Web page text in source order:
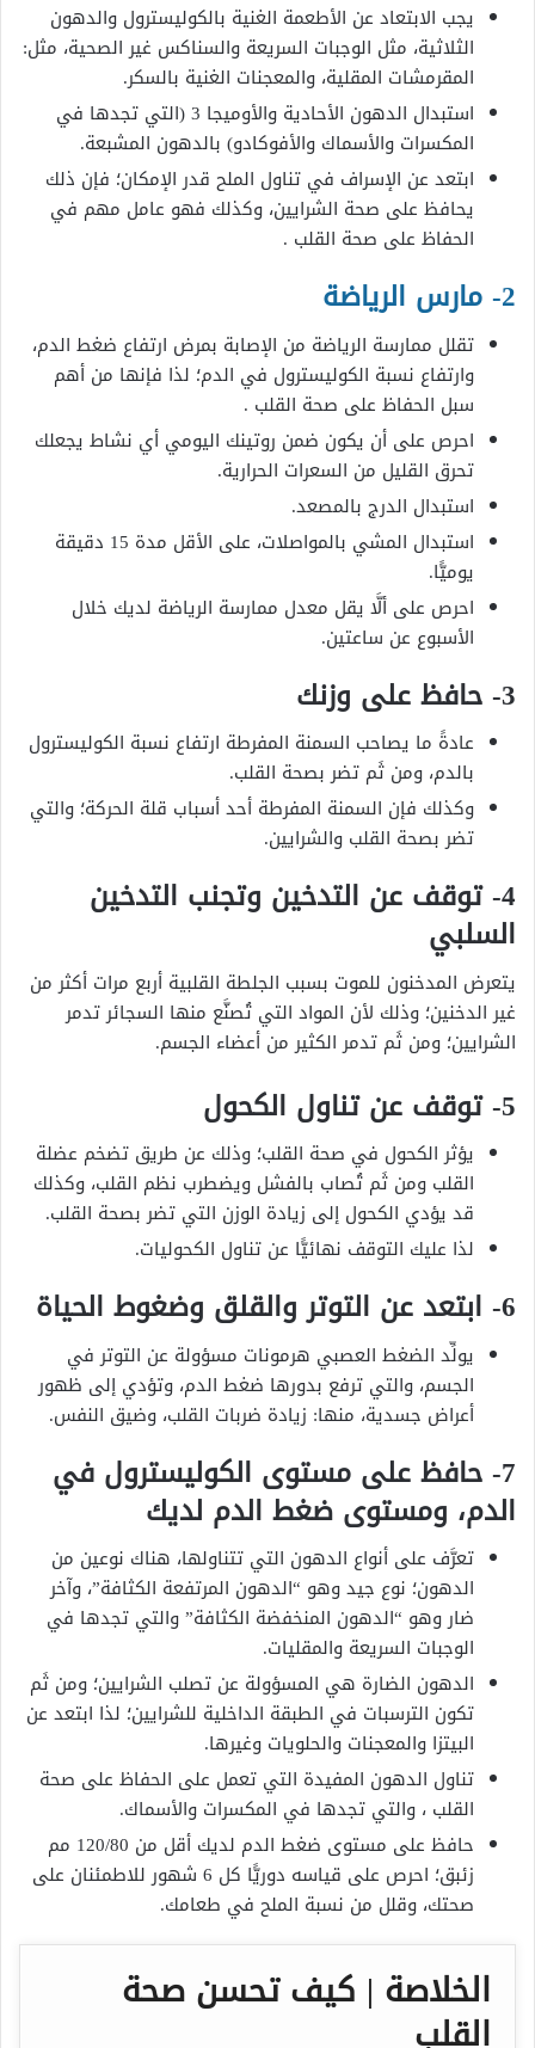
يجب الابتعاد عن الأطعمة الغنية بالكوليسترول والدهون
الثلاثية، مثل الوجبات السريعة والسناكس غير الصحية، مثل:
المقرمشات المقلية، والمعجنات الغنية بالسكر.
استبدال الدهون الأحادية والأوميجا 3 (التي تجدها في
المكسرات والأسماك والأفوكادو) بالدهون المشبعة.
ابتعد عن الإسراف في تناول الملح قدر الإمكان؛ فإن ذلك
يحافظ على صحة الشرايين، وكذلك فهو عامل مهم في
الحفاظ على صحة القلب .
2- مارس الرياضة
تقلل ممارسة الرياضة من الإصابة بمرض ارتفاع ضغط الدم،
وارتفاع نسبة الكوليسترول في الدم؛ لذا فإنها من أهم
سبل الحفاظ على صحة القلب .
احرص على أن يكون ضمن روتينك اليومي أي نشاط يجعلك
تحرق القليل من السعرات الحرارية.
استبدال الدرج بالمصعد.
استبدال المشي بالمواصلات، على الأقل مدة 15 دقيقة
يوميًّا.
احرص على ألَّا يقل معدل ممارسة الرياضة لديك خلال
الأسبوع عن ساعتين.
3- حافظ على وزنك
عادةً ما يصاحب السمنة المفرطة ارتفاع نسبة الكوليسترول
بالدم، ومن ثَم تضر بصحة القلب.
وكذلك فإن السمنة المفرطة أحد أسباب قلة الحركة؛ والتي
تضر بصحة القلب والشرايين.
4- توقف عن التدخين وتجنب التدخين
السلبي
يتعرض المدخنون للموت بسبب الجلطة القلبية أربع مرات أكثر من
غير الدخنين؛ وذلك لأن المواد التي تُصنَّع منها السجائر تدمر
الشرايين؛ ومن ثَم تدمر الكثير من أعضاء الجسم.
5- توقف عن تناول الكحول
يؤثر الكحول في صحة القلب؛ وذلك عن طريق تضخم عضلة
القلب ومن ثَم تُصاب بالفشل ويضطرب نظم القلب، وكذلك
قد يؤدي الكحول إلى زيادة الوزن التي تضر بصحة القلب.
لذا عليك التوقف نهائيًّا عن تناول الكحوليات.
6- ابتعد عن التوتر والقلق وضغوط الحياة
يولِّد الضغط العصبي هرمونات مسؤولة عن التوتر في
الجسم، والتي ترفع بدورها ضغط الدم، وتؤدي إلى ظهور
أعراض جسدية، منها: زيادة ضربات القلب، وضيق النفس.
7- حافظ على مستوى الكوليسترول في
الدم، ومستوى ضغط الدم لديك
تعرَّف على أنواع الدهون التي تتناولها، هناك نوعين من
الدهون؛ نوع جيد وهو “الدهون المرتفعة الكثافة”، وآخر
ضار وهو “الدهون المنخفضة الكثافة” والتي تجدها في
الوجبات السريعة والمقليات.
الدهون الضارة هي المسؤولة عن تصلب الشرايين؛ ومن ثَم
تكون الترسبات في الطبقة الداخلية للشرايين؛ لذا ابتعد عن
البيتزا والمعجنات والحلويات وغيرها.
تناول الدهون المفيدة التي تعمل على الحفاظ على صحة
القلب ، والتي تجدها في المكسرات والأسماك.
حافظ على مستوى ضغط الدم لديك أقل من 120/80 مم
زئبق؛ احرص على قياسه دوريًّا كل 6 شهور للاطمئنان على
صحتك، وقلل من نسبة الملح في طعامك.
الخلاصة | كيف تحسن صحة
القلب